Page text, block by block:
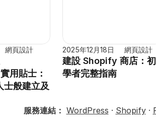
網頁設計
用貼士：
士般建立及
2025年12月18日 網頁設計
建設 Shopify 商店：初
學者完整指南
服務連結： WordPress · Shopify ·